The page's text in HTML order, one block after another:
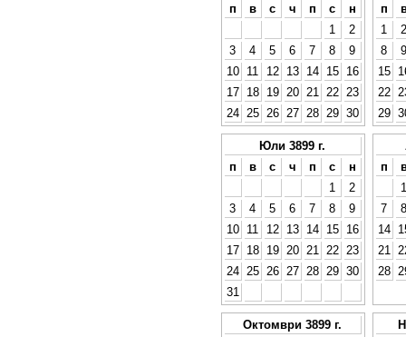
п
в с ч п с
н
1
2
3
4 5 6 7 8
9
10
11 12 13 14 15
16
17
18 19 20 21 22
23
24
25 26 27 28 29 30
п
1
2
8
9
15
22
29
Юли 3899 г.
п
в с ч п с
н
1
2
3
4 5 6 7 8
9
10
11 12 13 14 15
16
17
18 19 20 21 22
23
24
25 26 27 28 29 30
31
п
1
7
8
14
21
28
Октомври 3899 г.